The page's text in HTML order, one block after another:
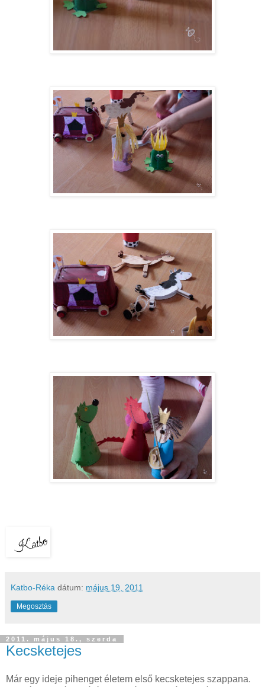
Katbo-Réka dátum: május 19, 2011
Megosztás
2011. május 18., szerda
Kecsketejes
Már egy ideje pihenget életem első kecsketejes szappana.